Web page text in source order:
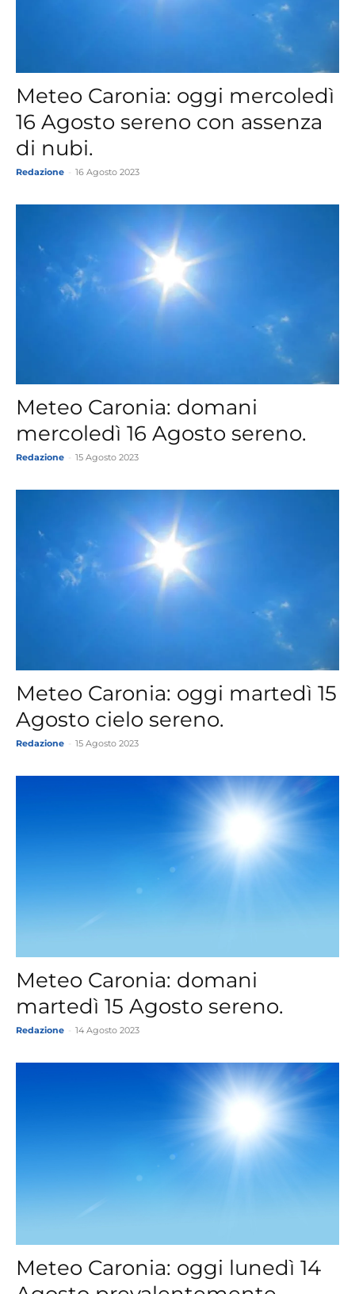
Meteo Caronia: oggi mercoledì
16 Agosto sereno con assenza
di nubi.
Redazione 16 Agosto 2023
Meteo Caronia: domani
mercoledì 16 Agosto sereno.
Redazione 15 Agosto 2023
Meteo Caronia: oggi martedì 15
Agosto cielo sereno.
Redazione 15 Agosto 2023
Meteo Caronia: domani
martedì 15 Agosto sereno.
Redazione 14 Agosto 2023
Meteo Caronia: oggi lunedì 14